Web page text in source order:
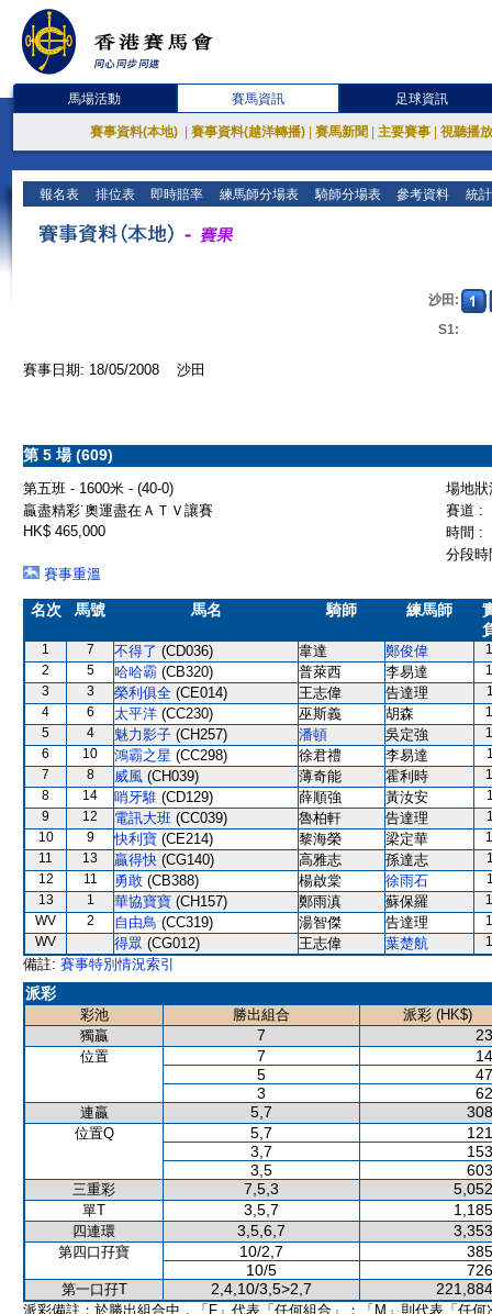
馬場活動 賽馬資訊 足球資訊
賽事資料(本地) 賽事資料(越洋轉播) 賽馬新聞 主要賽事 視聽播
報名表 排位表 即時賠率 練馬師分場表 騎師分場表 參考資料 統
沙田:
S1:
賽事日期: 18/05/2008 沙田
第 5 場 (609)
第五班 - 1600米 - (40-0)
場地
贏盡精彩˙奧運盡在ＡＴＶ讓賽
賽道 :
HK$ 465,000
時間 :
分段
賽事重溫
名次 馬號 馬名 騎師 練馬師
1 7 不得了 (CD036) 韋達 鄭俊偉
2
5 哈哈霸 (CB320) 普萊西 李易達
3
3 榮利俱全 (CE014) 王志偉 告達理
4
6 太平洋 (CC230) 巫斯義 胡森
5
4 魅力影子 (CH257) 潘頓 吳定強
6
10 鴻霸之星 (CC298) 徐君禮 李易達
7
8 威風 (CH039) 薄奇能 霍利時
8
14 哨牙騅 (CD129) 薛順強 黃汝安
9
12 電訊大班 (CC039) 魯柏軒 告達理
10
9 快利寶 (CE214) 黎海榮 梁定華
11
13 贏得快 (CG140) 高雅志 孫達志
12
11 勇敢 (CB388) 楊啟棠 徐雨石
13
1 華協寶寶 (CH157) 鄭雨滇 蘇保羅
WV
2 自由鳥 (CC319) 湯智傑 告達理
WV
得眾 (CG012) 王志偉 葉楚航
備註: 賽事特別情況索引
派彩
彩池 勝出組合
派彩 (HK$)
獨贏
7
位置 7
5
3
連贏 5,7
位置Q 5,7
3,7
3,5
三重彩 7,5,3
單T 3,5,7
四連環 3,5,6,7
第四口孖寶 10/2,7
10/5
第一口孖T 2,4,10/3,5>2,7
派彩備註：於勝出組合中，「F」代表「任何組合」；「M」則代表「任何